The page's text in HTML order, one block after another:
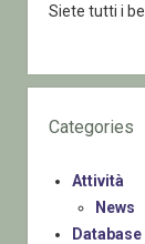
Siete tutti i
Categories
Attività
News
Database